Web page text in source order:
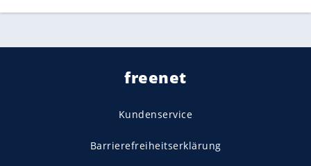
freenet
Kundenservice
Barrierefreiheitserklärung